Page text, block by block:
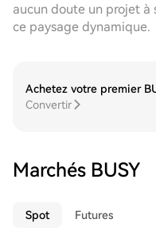
aucun doute un projet
ce paysage dynamique.
Achetez votre premier
Convertir
Marchés BUSY
Spot Futures